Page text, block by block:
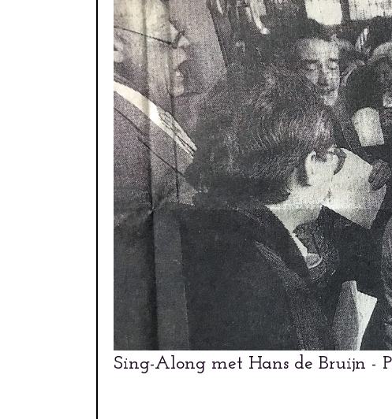
Sing-Along met Hans de Bruijn -